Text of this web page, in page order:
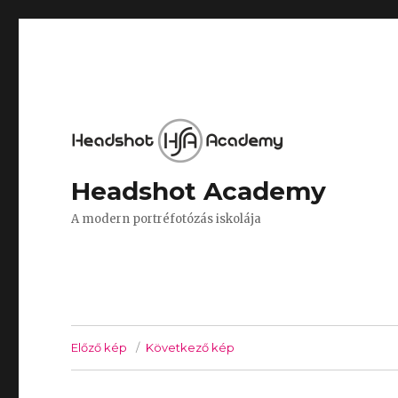
Headshot Academy
A modern portréfotózás iskolája
Előző kép Következő kép